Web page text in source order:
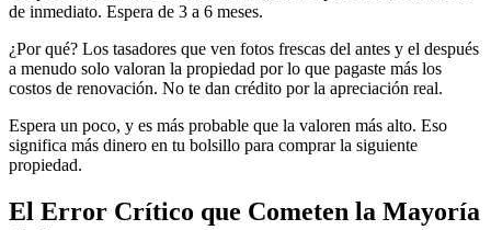
de inmediato. Espera de 3 a 6 meses.
¿Por qué? Los tasadores que ven fotos frescas del antes y el después
a menudo solo valoran la propiedad por lo que pagaste más los
costos de renovación. No te dan crédito por la apreciación real.
Espera un poco, y es más probable que la valoren más alto. Eso
significa más dinero en tu bolsillo para comprar la siguiente
propiedad.
El Error Crítico que Cometen la Mayoría